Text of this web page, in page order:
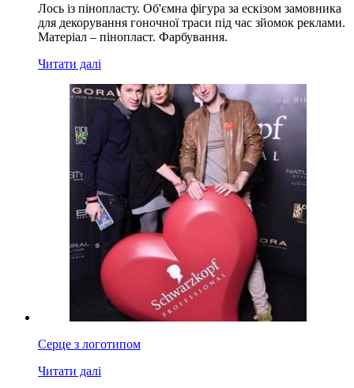
Лось із пінопласту. Об'ємна фігура за ескізом замовника
для декорування гоночної траси під час зйомок реклами.
Матеріал – пінопласт. Фарбування.
Читати далі
Серце з логотипом
Читати далі